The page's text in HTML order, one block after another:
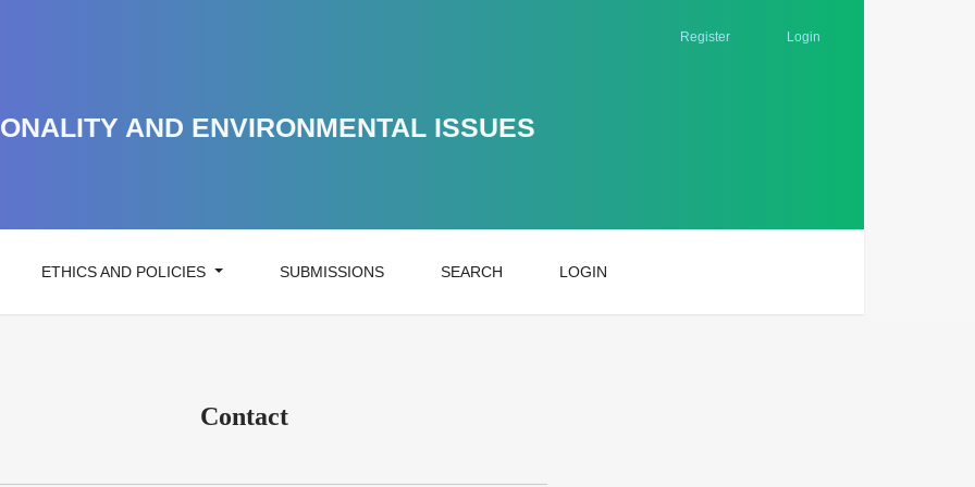
AND ENVIRONMENTAL ISSUES
ETHICS AND POLICIES SUBMISSIONS SEARCH LOGIN
Register Login
Contact